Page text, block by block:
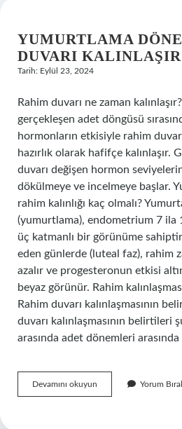
YUMURTLAMA
DUVARI
Tarih: Eylül 23, 2024
Rahim duvarı ne zaman
gerçekleşen adet döngüsü
hormonların etkisiyle rahim
hazırlık olarak hafifçe kalınlaşır.
duvarı değişen hormon
dökülmeye ve incelmeye başlar.
rahim kalınlığı kaç olmalı?
(yumurtlama), endometrium 7 ila
üç katmanlı bir görünüme
eden günlerde (luteal faz), rahim
azalır ve progesteronun etkisi
beyaz görünür. Rahim
Rahim duvarı kalınlaşmasının
duvarı kalınlaşmasının belirtileri
arasında adet dönemleri
Devamını okuyun Yumurtlama
Döneminde
Yorum